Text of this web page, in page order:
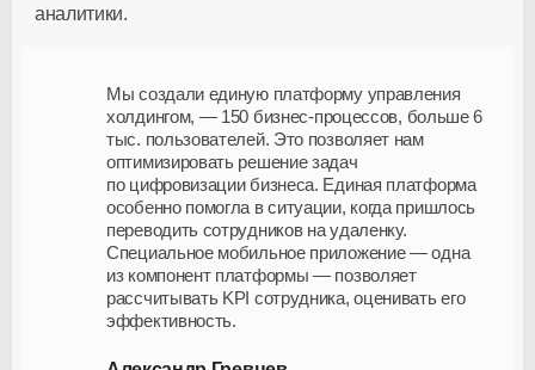
аналитики.
Мы создали единую платформу управления
холдингом, — 150 бизнес-процессов, больше 6
тыс. пользователей. Это позволяет нам
оптимизировать решение задач
по цифровизации бизнеса. Единая платформа
особенно помогла в ситуации, когда пришлось
переводить сотрудников на удаленку.
Специальное мобильное приложение — одна
из компонент платформы — позволяет
рассчитывать KPI сотрудника, оценивать его
эффективность.